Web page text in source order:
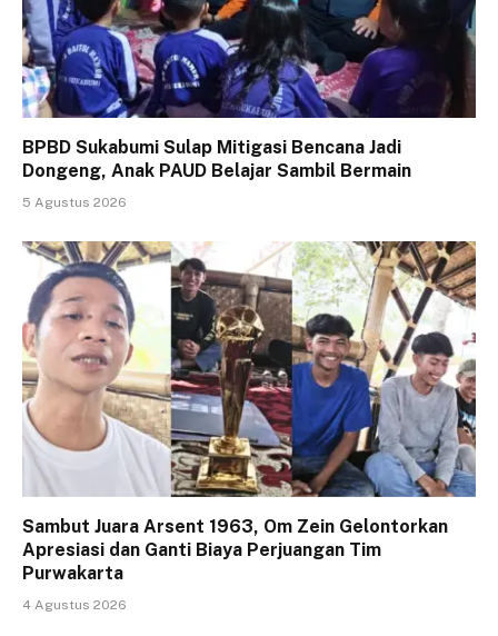
BPBD Sukabumi Sulap Mitigasi Bencana Jadi
Dongeng, Anak PAUD Belajar Sambil Bermain
5 Agustus 2026
Sambut Juara Arsent 1963, Om Zein Gelontorkan
Apresiasi dan Ganti Biaya Perjuangan Tim
Purwakarta
4 Agustus 2026